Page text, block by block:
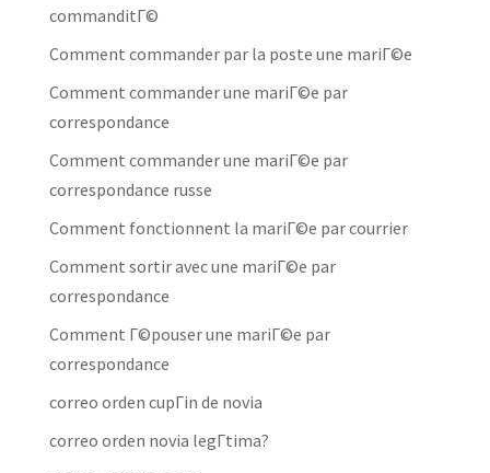
commanditГ©
Comment commander par la poste une mariГ©e
Comment commander une mariГ©e par
correspondance
Comment commander une mariГ©e par
correspondance russe
Comment fonctionnent la mariГ©e par courrier
Comment sortir avec une mariГ©e par
correspondance
Comment Г©pouser une mariГ©e par
correspondance
correo orden cupГіn de novia
correo orden novia legГ­tima?